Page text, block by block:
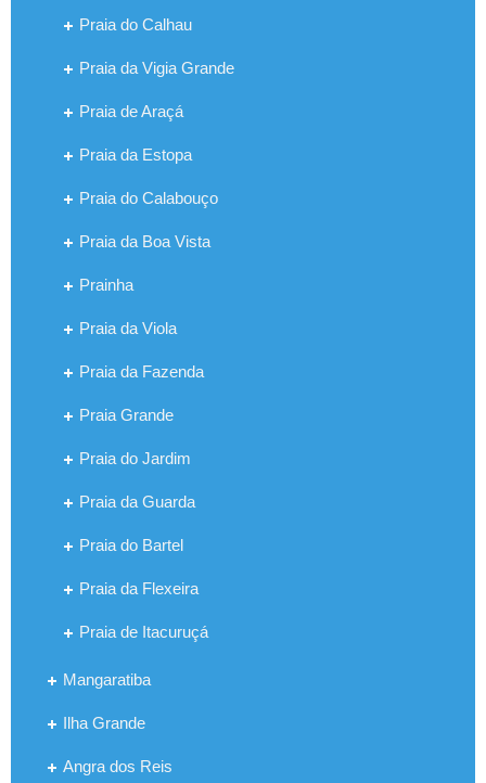
Praia do Calhau
Praia da Vigia Grande
Praia de Araçá
Praia da Estopa
Praia do Calabouço
Praia da Boa Vista
Prainha
Praia da Viola
Praia da Fazenda
Praia Grande
Praia do Jardim
Praia da Guarda
Praia do Bartel
Praia da Flexeira
Praia de Itacuruçá
Mangaratiba
Ilha Grande
Angra dos Reis